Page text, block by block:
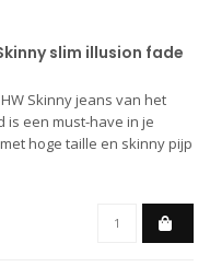
slim illusion fade
Skinny jeans van het
is een must-have in je
hoge taille en skinny pijp
De jeans is